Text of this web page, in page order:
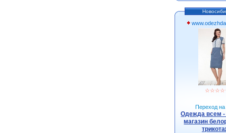
☆☆☆☆
Переход на
Одежда всем -
магазин